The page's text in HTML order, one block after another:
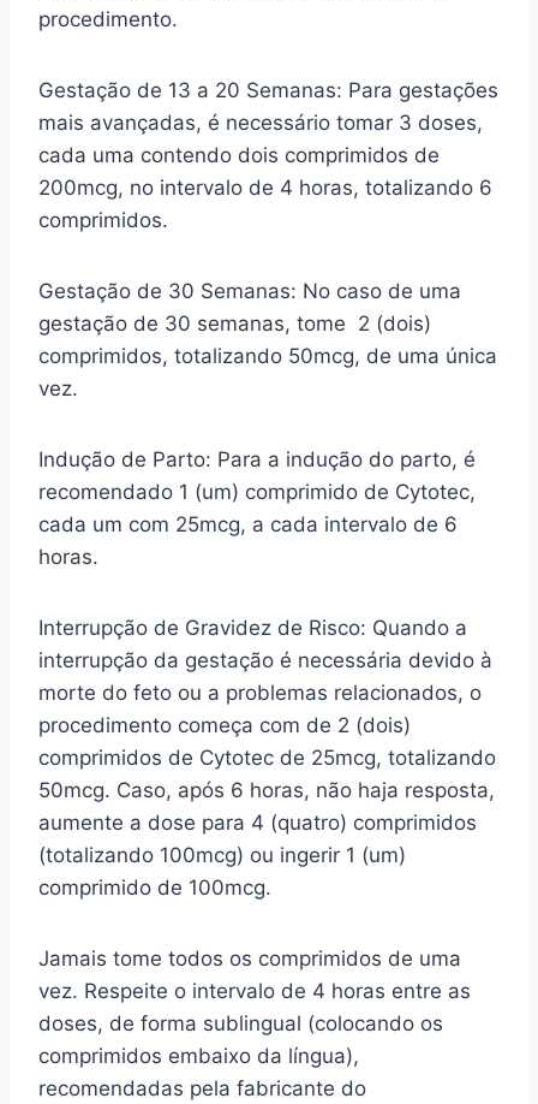
procedimento.
Gestação de 13 a 20 Semanas: Para gestações
mais avançadas, é necessário tomar 3 doses,
cada uma contendo dois comprimidos de
200mcg, no intervalo de 4 horas, totalizando 6
comprimidos.
Gestação de 30 Semanas: No caso de uma
gestação de 30 semanas, tome 2 (dois)
comprimidos, totalizando 50mcg, de uma única
vez.
Indução de Parto: Para a indução do parto, é
recomendado 1 (um) comprimido de Cytotec,
cada um com 25mcg, a cada intervalo de 6
horas.
Interrupção de Gravidez de Risco: Quando a
interrupção da gestação é necessária devido à
morte do feto ou a problemas relacionados, o
procedimento começa com de 2 (dois)
comprimidos de Cytotec de 25mcg, totalizando
50mcg. Caso, após 6 horas, não haja resposta,
aumente a dose para 4 (quatro) comprimidos
(totalizando 100mcg) ou ingerir 1 (um)
comprimido de 100mcg.
Jamais tome todos os comprimidos de uma
vez. Respeite o intervalo de 4 horas entre as
doses, de forma sublingual (colocando os
comprimidos embaixo da língua),
recomendadas pela fabricante do